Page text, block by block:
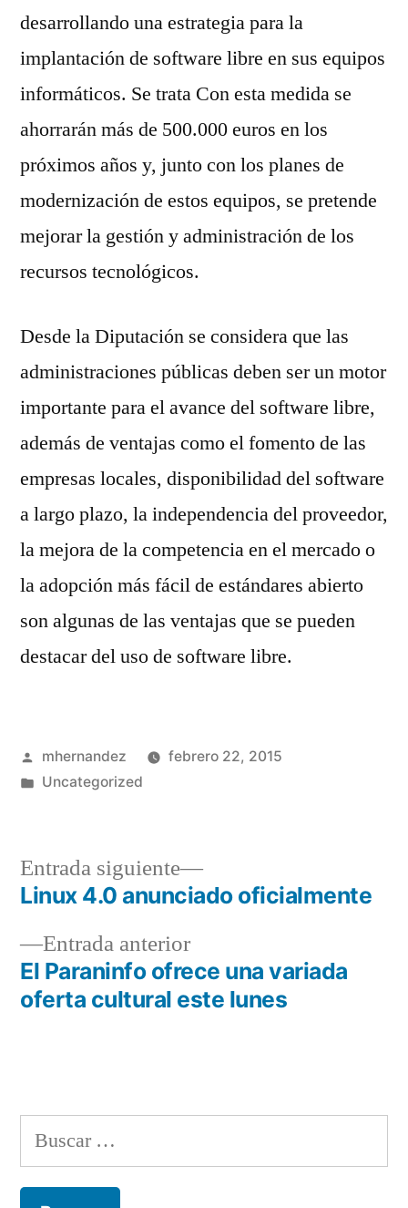
desarrollando una estrategia para la
implantación de software libre en sus equipos
informáticos. Se trata Con esta medida se
ahorrarán más de 500.000 euros en los
próximos años y, junto con los planes de
modernización de estos equipos, se pretende
mejorar la gestión y administración de los
recursos tecnológicos.
Desde la Diputación se considera que las
administraciones públicas deben ser un motor
importante para el avance del software libre,
además de ventajas como el fomento de las
empresas locales, disponibilidad del software
a largo plazo, la independencia del proveedor,
la mejora de la competencia en el mercado o
la adopción más fácil de estándares abierto
son algunas de las ventajas que se pueden
destacar del uso de software libre.
Publicado
por
mhernandez
febrero 22, 2015
Publicado
Uncategorized
Navegación
de
entradas
Entrada anteriorEntrada
anterior:
El Paraninfo ofrece una variada
oferta cultural este lunes
Entrada siguiente
Entrada
siguiente:
Linux 4.0 anunciado oficialmente
Buscar: